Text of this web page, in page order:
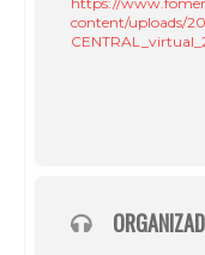
content/uploads/